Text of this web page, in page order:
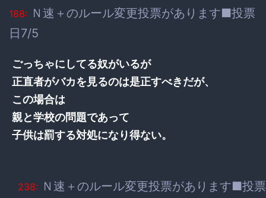
188: Ｎ速＋のルール変更投票があります■投票
日7/5
ごっちゃにしてる奴がいるが
正直者がバカを見るのは是正すべきだが、
この場合は
親と学校の問題であって
子供は罰する対処になり得ない。
238: Ｎ速＋のルール変更投票があります■投票